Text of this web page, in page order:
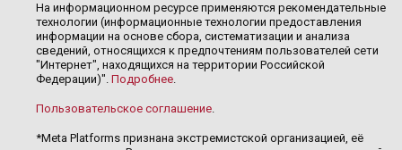
На информационном ресурсе применяются рекомендательные
технологии (информационные технологии предоставления
информации на основе сбора, систематизации и анализа
сведений, относящихся к предпочтениям пользователей сети
"Интернет", находящихся на территории Российской
Федерации)". Подробнее.
Пользовательское соглашение.
*Meta Platforms признана экстремистской организацией, её